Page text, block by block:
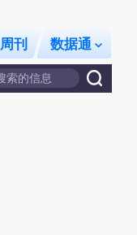
周刊 数据通